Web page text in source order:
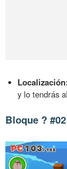
Localización:
y lo tendrás
Bloque ? #02